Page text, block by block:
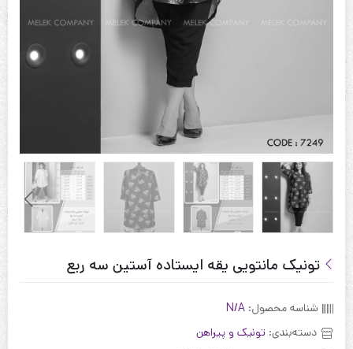
تونیک مانتویی یقه ایستاده آستین سه ربع
شناسه محصول: N/A
دسته‌بندی: تونیک و پیراهن